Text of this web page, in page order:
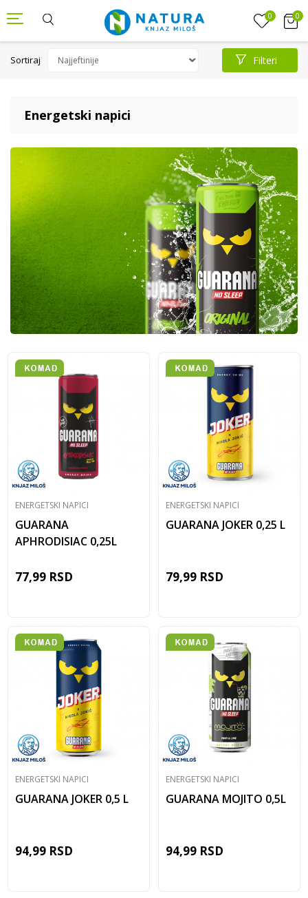
0 0
Energetski napici
Sortiraj Filteri
ENERGETSKI NAPICI
GUARANA
APHRODISIAC 0,25L
77,99 RSD
ENERGETSKI NAPICI
GUARANA JOKER 0,25 L
79,99 RSD
ENERGETSKI NAPICI
GUARANA JOKER 0,5 L
94,99 RSD
ENERGETSKI NAPICI
GUARANA MOJITO 0,5L
94,99 RSD